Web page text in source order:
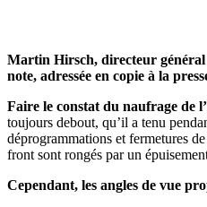
Martin Hirsch, directeur général
note, adressée en copie à la
Faire le constat du naufrage de
toujours debout, qu’il a tenu
déprogrammations et fermetures
front sont rongés par un
Cependant, les angles de vue